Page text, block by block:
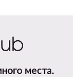
места.